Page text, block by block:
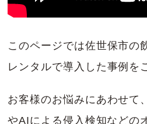
このページでは佐世保市の
レンタルで導入した事例を
お客様のお悩みにあわせて
やAIによる侵入検知などの